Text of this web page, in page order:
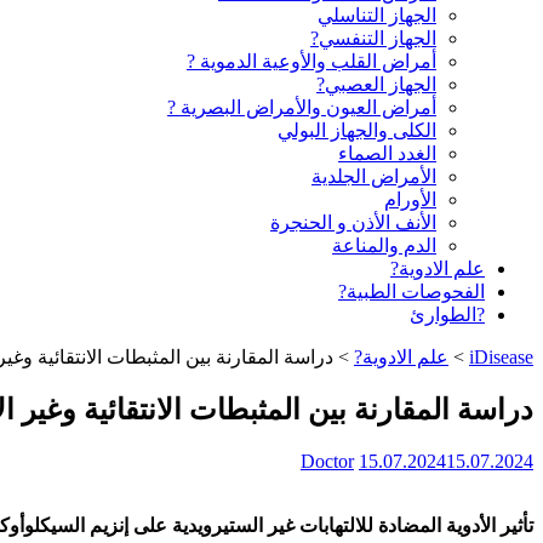
الجهاز التناسلي
الجهاز التنفسي?
أمراض القلب والأوعية الدموية ?
الجهاز العصبي?
أمراض العيون والأمراض البصرية ?️
الكلى والجهاز البولي
الغدد الصماء
الأمراض الجلدية
الأورام
الأنف الأذن و الحنجرة
الدم والمناعة
علم الادوية?
الفحوصات الطبية?
?الطوارئ
iDisease
> علم الادوية? > دراسة المقارنة بين المثبطات الانتقائية وغير
دراسة المقارنة بين المثبطات الانتقائية وغير
15.07.202415.07.2024
Doctor
تأثير الأدوية المضادة للالتهابات غير الستيرويدية على إنزيم